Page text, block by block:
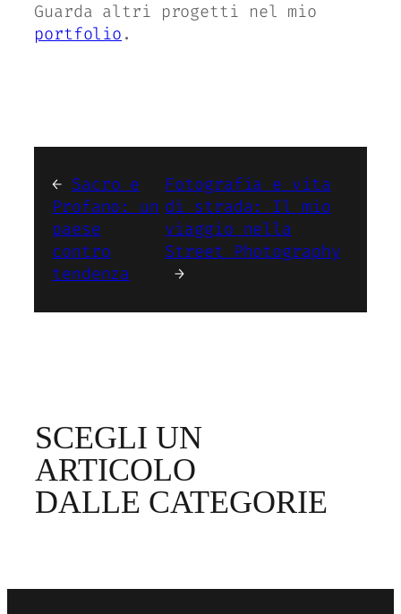
Guarda altri progetti nel mio
portfolio .
← Sacro e
Profano: un
paese
contro
tendenza
Fotografia e vita
di strada: Il mio
viaggio nella
Street Photography
→
SCEGLI UN
ARTICOLO
DALLE CATEGORIE